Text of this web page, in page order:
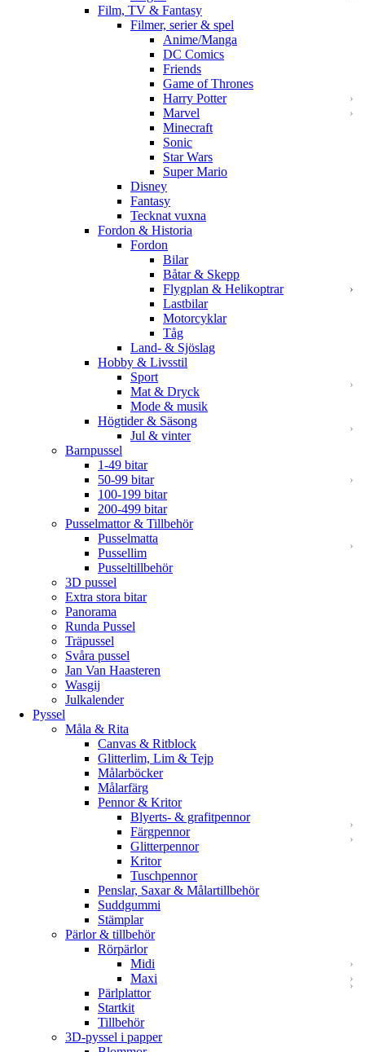
Film, TV & Fantasy
Filmer, serier & spel
Anime/Manga
DC Comics
Friends
Game of Thrones
Harry Potter
Marvel
Minecraft
Sonic
Star Wars
Super Mario
Disney
Fantasy
Tecknat vuxna
Fordon & Historia
Fordon
Bilar
Båtar & Skepp
Flygplan & Helikoptrar
Lastbilar
Motorcyklar
Tåg
Land- & Sjöslag
Hobby & Livsstil
Sport
Mat & Dryck
Mode & musik
Högtider & Säsong
Jul & vinter
Barnpussel
1-49 bitar
50-99 bitar
100-199 bitar
200-499 bitar
Pusselmattor & Tillbehör
Pusselmatta
Pussellim
Pusseltillbehör
3D pussel
Extra stora bitar
Panorama
Runda Pussel
Träpussel
Svåra pussel
Jan Van Haasteren
Wasgij
Julkalender
Pyssel
Måla & Rita
Canvas & Ritblock
Glitterlim, Lim & Tejp
Målarböcker
Målarfärg
Pennor & Kritor
Blyerts- & grafitpennor
Färgpennor
Glitterpennor
Kritor
Tuschpennor
Penslar, Saxar & Målartillbehör
Suddgummi
Stämplar
Pärlor & tillbehör
Rörpärlor
Midi
Maxi
Pärlplattor
Startkit
Tillbehör
3D-pyssel i papper